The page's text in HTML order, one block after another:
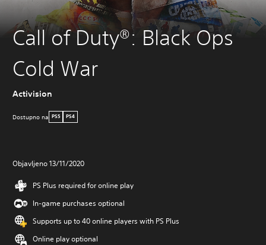
Call of Duty®: Black Ops
Cold War
Activision
Dostupno na PS5 PS4
Objavljeno 13/11/2020
PS Plus required for online play
In-game purchases optional
Supports up to 40 online players with PS Plus
Online play optional